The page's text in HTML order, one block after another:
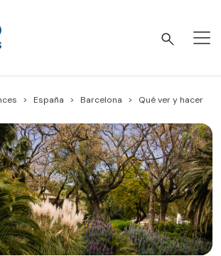
España Barcelona Qué ver y hacer